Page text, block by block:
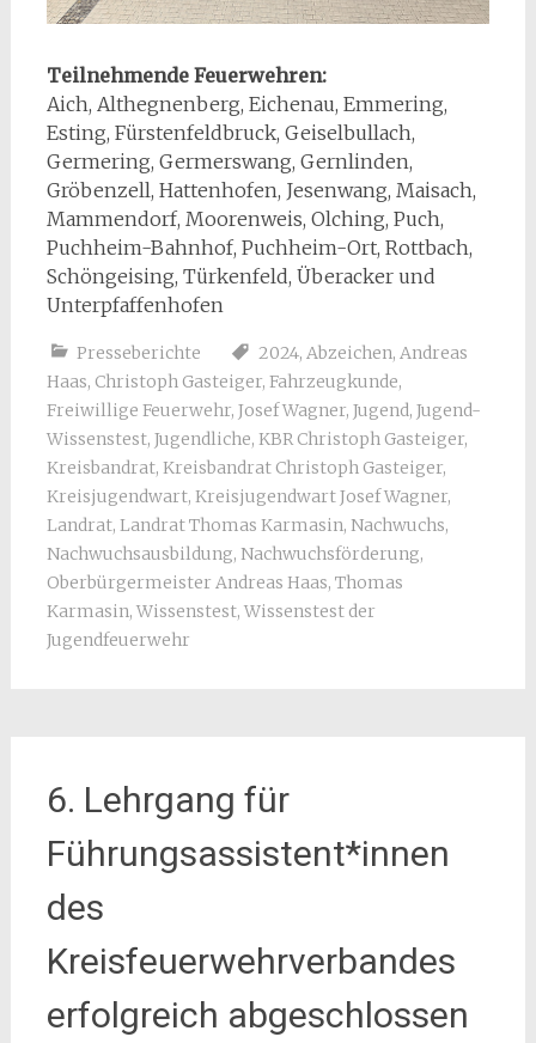
Teilnehmende Feuerwehren:
Aich, Althegnenberg, Eichenau, Emmering,
Esting, Fürstenfeldbruck, Geiselbullach,
Germering, Germerswang, Gernlinden,
Gröbenzell, Hattenhofen, Jesenwang, Maisach,
Mammendorf, Moorenweis, Olching, Puch,
Puchheim-Bahnhof, Puchheim-Ort, Rottbach,
Schöngeising, Türkenfeld, Überacker und
Unterpfaffenhofen
Presseberichte 2024, Abzeichen, Andreas
Haas, Christoph Gasteiger, Fahrzeugkunde,
Freiwillige Feuerwehr, Josef Wagner, Jugend, Jugend-
Wissenstest, Jugendliche, KBR Christoph Gasteiger,
Kreisbandrat, Kreisbandrat Christoph Gasteiger,
Kreisjugendwart, Kreisjugendwart Josef Wagner,
Landrat, Landrat Thomas Karmasin, Nachwuchs,
Nachwuchsausbildung, Nachwuchsförderung,
Oberbürgermeister Andreas Haas, Thomas
Karmasin, Wissenstest, Wissenstest der
Jugendfeuerwehr
6. Lehrgang für
Führungsassistent*innen
des
Kreisfeuerwehrverbandes
erfolgreich abgeschlossen